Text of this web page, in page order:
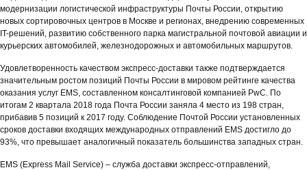
модернизации логистической инфраструктуры Почты России, открытию
новых сортировочных центров в Москве и регионах, внедрению современных
IT-решений, развитию собственного парка магистральной почтовой авиации и
курьерских автомобилей, железнодорожных и автомобильных маршрутов.
Удовлетворенность качеством экспресс-доставки также подтверждается
значительным ростом позиций Почты России в мировом рейтинге качества
оказания услуг EMS, составленном консалтинговой компанией PwC. По
итогам 2 квартала 2018 года Почта России заняла 4 место из 198 стран,
прибавив 5 позиций к 2017 году. Соблюдение Почтой России установленных
сроков доставки входящих международных отправлений EMS достигло до
93%, что превышает аналогичный показатель большинства западных стран.
EMS (Express Mail Service) – служба доставки экспресс-отправлений,